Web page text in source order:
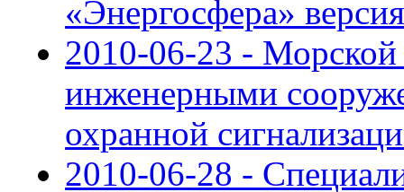
«Энергосфера»
2010-06-23 -
инженерными
охранной
2010-06-28 -